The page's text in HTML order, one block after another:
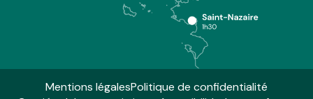
Mentions légalesPolitique de confidentialité